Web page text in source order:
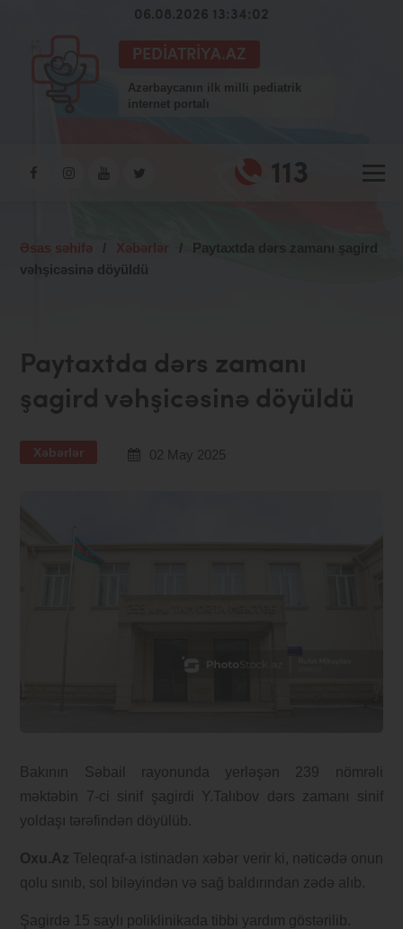
06.08.2026 13:34:03
PEDIATRIYA.AZ
Azərbaycanın ilk milli pediatrik
internet portalı
113
Əsas səhifə / Xəbərlər /
Paytaxtda dərs zamanı şagird
vəhşicəsinə döyüldü
Paytaxtda dərs zamanı
şagird vəhşicəsinə döyüldü
Xəbərlər 02 May 2025
Bakının Səbail rayonunda yerləşən 239 nömrəli
məktəbin 7-ci sinif şagirdi Y.Talıbov dərs zamanı sinif
yoldaşı tərəfindən döyülüb.
Oxu.Az Teleqraf-a istinadən xəbər verir ki, nəticədə onun
qolu sınıb, sol biləyindən və sağ baldırından zədə alıb.
Şagirdə 15 saylı poliklinikada tibbi yardım göstərilib.